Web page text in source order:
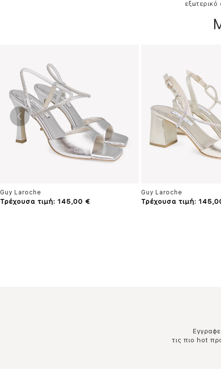
Guy Laroche
Τρέχουσα τιμή: 145,00 €
Guy Laroche
Τρέχουσα τιμή:
τις πιο hot